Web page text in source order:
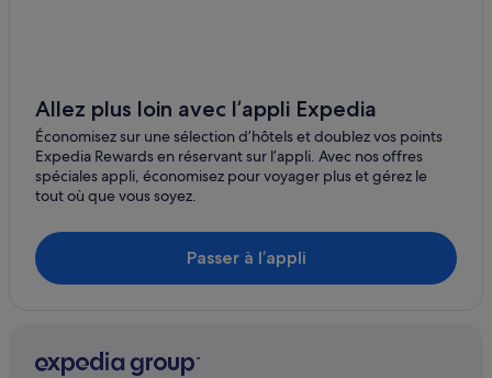
Allez plus loin avec l’appli Expedia
Économisez sur une sélection d’hôtels et doublez vos points
Expedia Rewards en réservant sur l’appli. Avec nos offres
spéciales appli, économisez pour voyager plus et gérez le
tout où que vous soyez.
Passer à l’appli